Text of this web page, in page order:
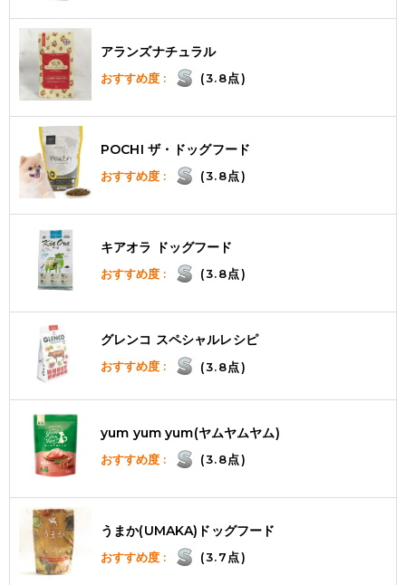
アランズナチュラル
おすすめ度 : (3.8点)
POCHI ザ・ドッグフード
おすすめ度 : (3.8点)
キアオラ ドッグフード
おすすめ度 : (3.8点)
グレンコ スペシャルレシピ
おすすめ度 : (3.8点)
yum yum yum(ヤムヤムヤム)
おすすめ度 : (3.8点)
うまか(UMAKA)ドッグフード
おすすめ度 : (3.7点)